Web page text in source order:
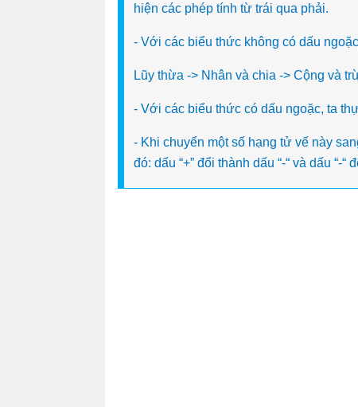
hiện các phép tính từ trái qua phải.
- Với các biểu thức không có dấu
Lũy thừa -> Nhân và chia -> Cộng và
- Với các biểu thức có dấu ngoặc, ta
- Khi chuyển một số hạng tử vế này
đó: dấu “+” đổi thành dấu “-“ và dấu “-“